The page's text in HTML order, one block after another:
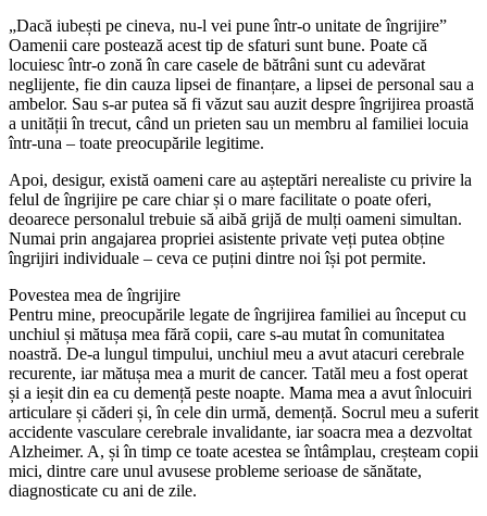
„Dacă iubești pe cineva, nu-l vei pune într-o unitate de îngrijire”
Oamenii care postează acest tip de sfaturi sunt bune. Poate că
locuiesc într-o zonă în care casele de bătrâni sunt cu adevărat
neglijente, fie din cauza lipsei de finanțare, a lipsei de personal sau a
ambelor. Sau s-ar putea să fi văzut sau auzit despre îngrijirea proastă
a unității în trecut, când un prieten sau un membru al familiei locuia
într-una – toate preocupările legitime.
Apoi, desigur, există oameni care au așteptări nerealiste cu privire la
felul de îngrijire pe care chiar și o mare facilitate o poate oferi,
deoarece personalul trebuie să aibă grijă de mulți oameni simultan.
Numai prin angajarea propriei asistente private veți putea obține
îngrijiri individuale – ceva ce puțini dintre noi își pot permite.
Povestea mea de îngrijire
Pentru mine, preocupările legate de îngrijirea familiei au început cu
unchiul și mătușa mea fără copii, care s-au mutat în comunitatea
noastră. De-a lungul timpului, unchiul meu a avut atacuri cerebrale
recurente, iar mătușa mea a murit de cancer. Tatăl meu a fost operat
și a ieșit din ea cu demență peste noapte. Mama mea a avut înlocuiri
articulare și căderi și, în cele din urmă, demență. Socrul meu a suferit
accidente vasculare cerebrale invalidante, iar soacra mea a dezvoltat
Alzheimer. A, și în timp ce toate acestea se întâmplau, creșteam copii
mici, dintre care unul avusese probleme serioase de sănătate,
diagnosticate cu ani de zile.